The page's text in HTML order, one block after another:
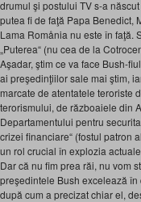
drumul şi postului TV s-a
putea fi de faţă Papa Benedict,
Lama Romånia nu este în faţă.
„Puterea“ (nu cea de la
Aşadar, ştim ce va face Bush-
ai preşedinţiilor sale mai ştim,
marcate de atentatele teroriste
terorismului, de războaiele din
Departamentului pentru
crizei financiare“ (fostul patron
un rol crucial în explozia
Dar că nu fim prea răi, nu vom
preşedintele Bush excelează
după cum a precizat chiar el,